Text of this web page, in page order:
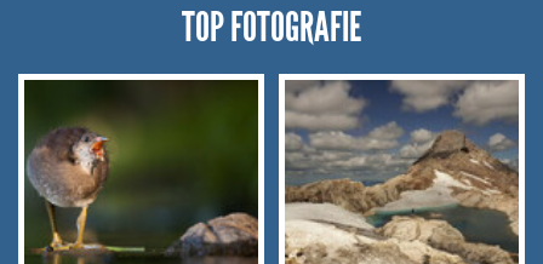
TOP FOTOGRAFIE